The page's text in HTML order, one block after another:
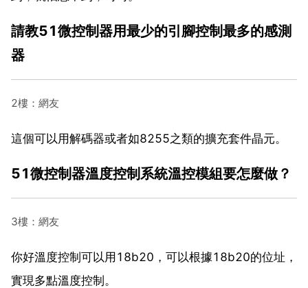
請教51微控制器用最少的引腳控制最多的感測
器
2樓：網友
這個可以用解碼器或者如8255之類的擴充套件晶元。
51微控制器溫度控制系統溫控模組要怎麼做？
3樓：網友
你好溫度控制可以用18b20，可以根據18b20的位址，
實現多點溫度控制。